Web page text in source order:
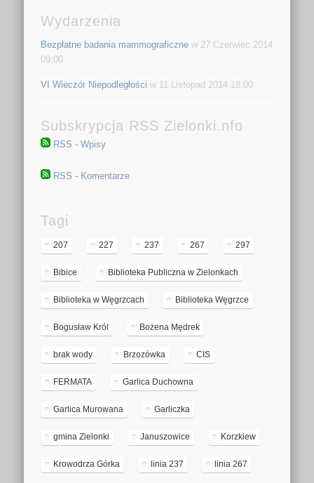
Wydarzenia
Bezpłatne badania mammograficzne w 27 Czerwiec 2014
09:00
VI Wieczór Niepodległości w 11 Listopad 2014 18:00
Subskrypcja RSS Zielonki.nfo
RSS - Wpisy
RSS - Komentarze
Tagi
207 227 237 267 297
Bibice Biblioteka Publiczna w Zielonkach
Biblioteka w Węgrzcach Biblioteka Węgrzce
Bogusław Król Bożena Mędrek
brak wody Brzozówka CIS
FERMATA Garlica Duchowna
Garlica Murowana Garliczka
gmina Zielonki Januszowice Korzkiew
Krowodrza Górka linia 237 linia 267